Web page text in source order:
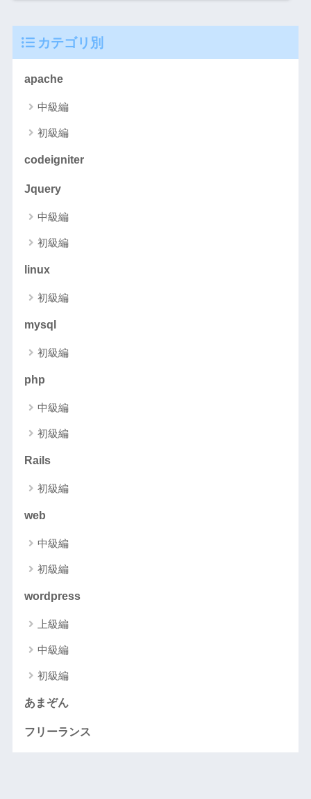
カテゴリ別
apache
中級編
初級編
codeigniter
Jquery
中級編
初級編
linux
初級編
mysql
初級編
php
中級編
初級編
Rails
初級編
web
中級編
初級編
wordpress
上級編
中級編
初級編
あまぞん
フリーランス